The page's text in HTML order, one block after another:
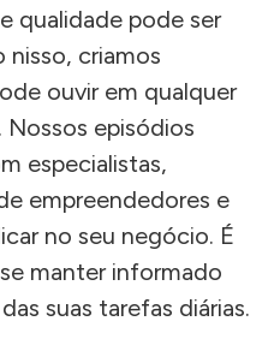
qualidade pode ser
nisso, criamos
ouvir em qualquer
Nossos episódios
especialistas,
empreendedores e
no seu negócio. É
manter informado
suas tarefas diárias.